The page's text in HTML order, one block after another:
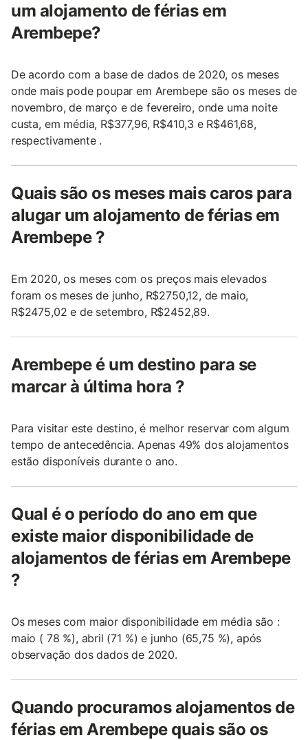
um alojamento de férias em
Arembepe?
De acordo com a base de dados de 2020, os meses
onde mais pode poupar em Arembepe são os meses de
novembro, de março e de fevereiro, onde uma noite
custa, em média, R$377,96, R$410,3 e R$461,68,
respectivamente .
Quais são os meses mais caros para
alugar um alojamento de férias em
Arembepe ?
Em 2020, os meses com os preços mais elevados
foram os meses de junho, R$2750,12, de maio,
R$2475,02 e de setembro, R$2452,89.
Arembepe é um destino para se
marcar à última hora ?
Para visitar este destino, é melhor reservar com algum
tempo de antecedência. Apenas 49% dos alojamentos
estão disponíveis durante o ano.
Qual é o período do ano em que
existe maior disponibilidade de
alojamentos de férias em Arembepe
?
Os meses com maior disponibilidade em média são :
maio ( 78 %), abril (71 %) e junho (65,75 %), após
observação dos dados de 2020.
Quando procuramos alojamentos de
férias em Arembepe quais são os